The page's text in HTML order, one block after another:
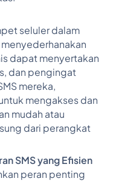
seluler dalam
dapat menyertakan
dan pengingat
mereka,
mengakses dan
mudah atau
dari perangkat
SMS yang Efisien
peran penting